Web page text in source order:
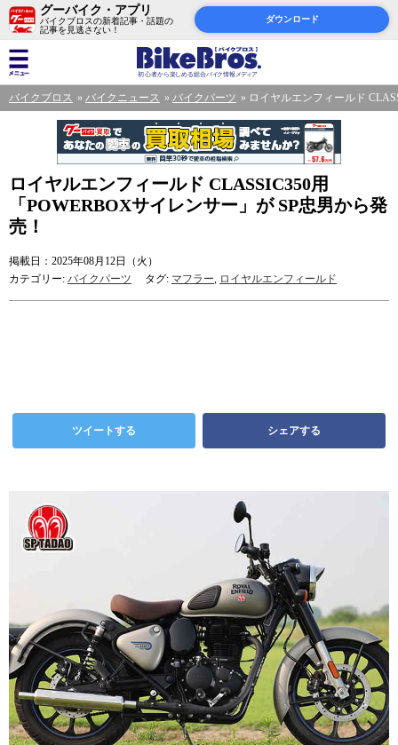
グーバイク・アプリ
バイクブロスの新着記事・話題の
記事を見逃さない！
ダウンロード
バイクブロス バイクニュース バイクパーツ ロイヤルエンフィールド
ロイヤルエンフィールド CLASSIC350用
「POWERBOXサイレンサー」が SP忠男から発
売！
掲載日：2025年08月12日（火）
カテゴリー: バイクパーツ タグ: マフラー, ロイヤルエンフィールド
ツイートする シェアする